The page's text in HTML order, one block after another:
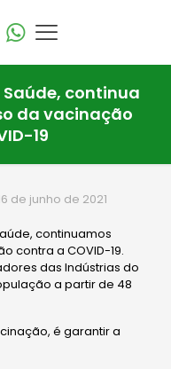
continua
da vacinação
19
de junho de 2021
continuamos
contra a COVID-19.
das Indústrias do
a partir de 48
é garantir a